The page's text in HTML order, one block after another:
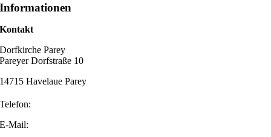
Informationen
Kontakt
Dorfkirche Parey
Pareyer Dorfstraße 10
14715 Havelaue Parey
Telefon:
E-Mail: